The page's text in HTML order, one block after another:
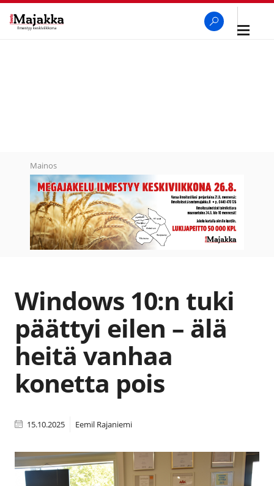
Avaa
Mainos
Windows 10:n tuki
päättyi eilen – älä
heitä vanhaa
konetta pois
15.10.2025 Eemil Rajaniemi